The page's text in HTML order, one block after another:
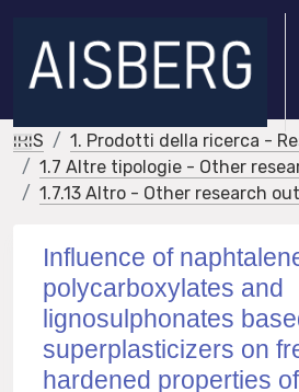
IRIS
1. Prodotti della ricerca -
1.7 Altre tipologie - Other
1.7.13 Altro - Other research
Influence of
polycarboxylates and
lignosulphonates
superplasticizers on
hardened properties